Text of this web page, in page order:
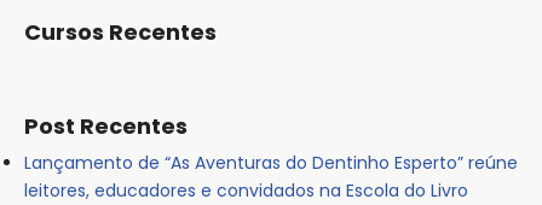
Cursos Recentes
Post Recentes
Lançamento de “As Aventuras do Dentinho Esperto” reúne
leitores, educadores e convidados na Escola do Livro